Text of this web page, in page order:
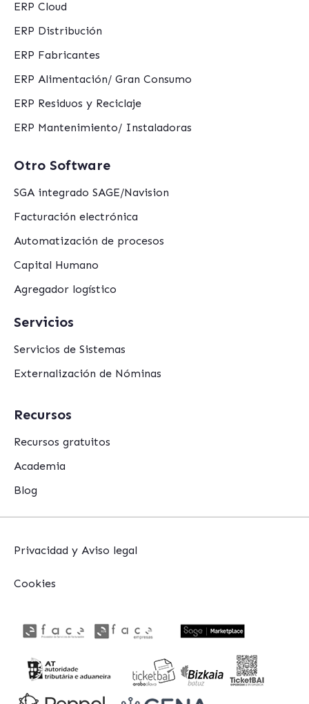
ERP Cloud
ERP Distribución
ERP Fabricantes
ERP Alimentación/ Gran Consumo
ERP Residuos y Reciclaje
ERP Mantenimiento/ Instaladoras
Otro Software
SGA integrado SAGE/Navision
Facturación electrónica
Automatización de procesos
Capital Humano
Agregador logístico
Servicios
Servicios de Sistemas
Externalización de Nóminas
Recursos
Recursos gratuitos
Academia
Blog
Privacidad y Aviso legal
Cookies